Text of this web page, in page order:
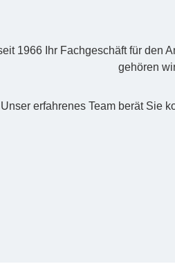
1966 Ihr Fachgeschäft für den
gehören
Unser erfahrenes Team berät Sie